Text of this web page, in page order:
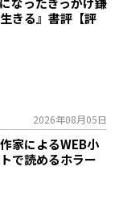
きる』書評【評
2026年08月05日
家によるWEB小
で読めるホラー